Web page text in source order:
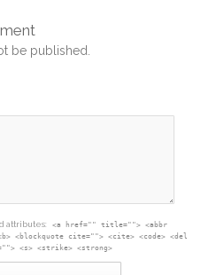
be published.
attributes:
<a href="" title=""> <abbr
<blockquote cite=""> <cite> <code> <del
<s> <strike> <strong>